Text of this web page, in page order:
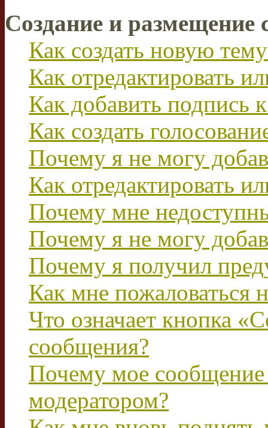
Создание и размещение
Как создать новую
Как отредактировать
Как добавить подпись
Как создать
Почему я не могу
Как отредактировать
Почему мне
Почему я не могу
Почему я получил
Как мне пожаловаться
Что означает кнопка
сообщения?
Почему мое сообщение
модератором?